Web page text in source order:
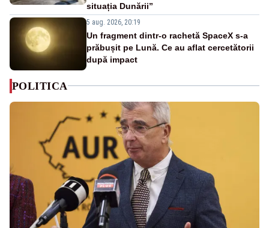
situația Dunării”
5 aug. 2026, 20:19
Un fragment dintr-o rachetă SpaceX s-a
prăbușit pe Lună. Ce au aflat cercetătorii
după impact
POLITICA